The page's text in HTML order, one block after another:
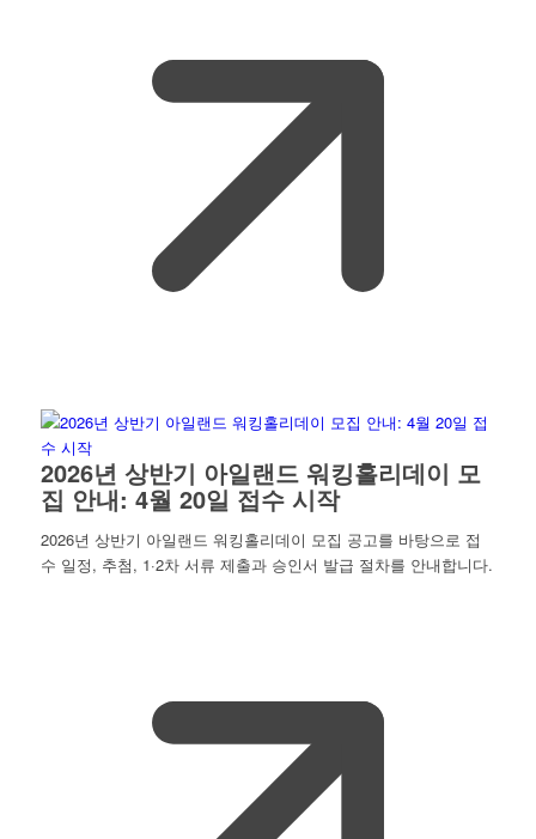
2026년 상반기 아일랜드 워킹홀리데이 모
집 안내: 4월 20일 접수 시작
2026년 상반기 아일랜드 워킹홀리데이 모집 공고를 바탕으로 접
수 일정, 추첨, 1·2차 서류 제출과 승인서 발급 절차를 안내합니다.